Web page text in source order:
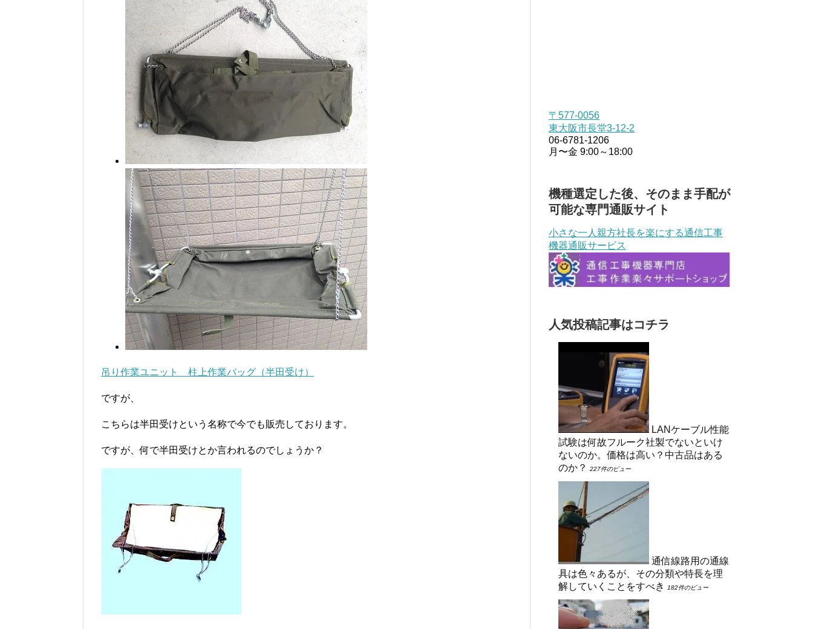
吊り作業ユニット 柱上作業バッグ（半田受け）
ですが、
こちらは半田受けという名称で今でも販売しております。
ですが、何で半田受けとか言われるのでしょうか？
〒577-0056
東大阪市長堂3-12-2
06-6781-1206
月〜金 9:00～18:00
機種選定した後、そのまま手配が
可能な専門通販サイト
小さな一人親方社長を楽にする通信工事
機器通販サービス
人気投稿記事はコチラ
LANケーブル性能
試験は何故フルーク社製でないといけ
ないのか。価格は高い？中古品はある
のか？
227件のビュー
通信線路用の通線
具は色々あるが、その分類や特長を理
解していくことをすべき
182件のビュー